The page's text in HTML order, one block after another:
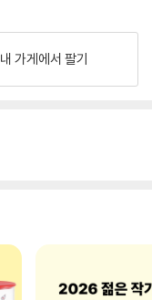
내 가게에서 팔기